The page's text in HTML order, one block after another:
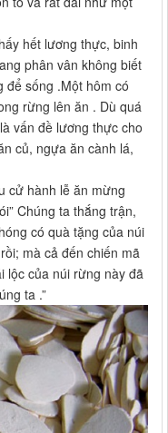
hết lương thực, binh
phân vân không biết
để sống .Một hôm có
rừng lên ăn . Dù quá
vấn đề lương thực cho
củ, ngựa ăn cành lá,
cử hành lễ ăn mừng
Chúng ta thắng trận,
có quà tặng của núi
mà cả đến chiến mã
lộc của núi rừng này đã
ta .”